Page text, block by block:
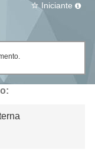
star_border Iniciante